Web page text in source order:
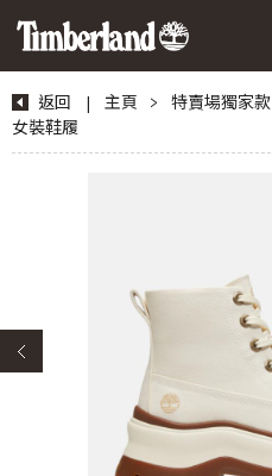
返回 | 主頁 > 特賣場獨家款
女裝鞋履